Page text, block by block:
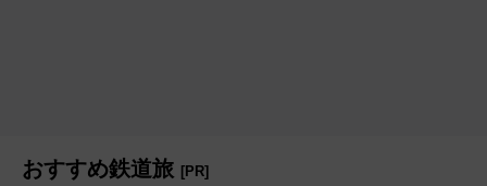
おすすめ鉄道旅 [PR]